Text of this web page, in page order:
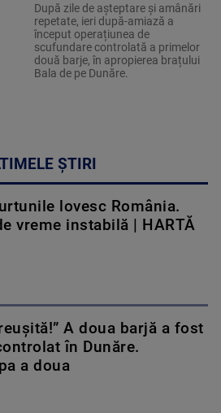
După zile de așteptare și amânări
repetate, ieri după-amiază a
început operațiunea de
scufundare controlată a primelor
două barje, în apropierea brațului
Bala de pe Dunăre.
ȘTIRI
lovesc România.
vreme instabilă | HARTĂ
A doua barjă a fost
în Dunăre.
a doua